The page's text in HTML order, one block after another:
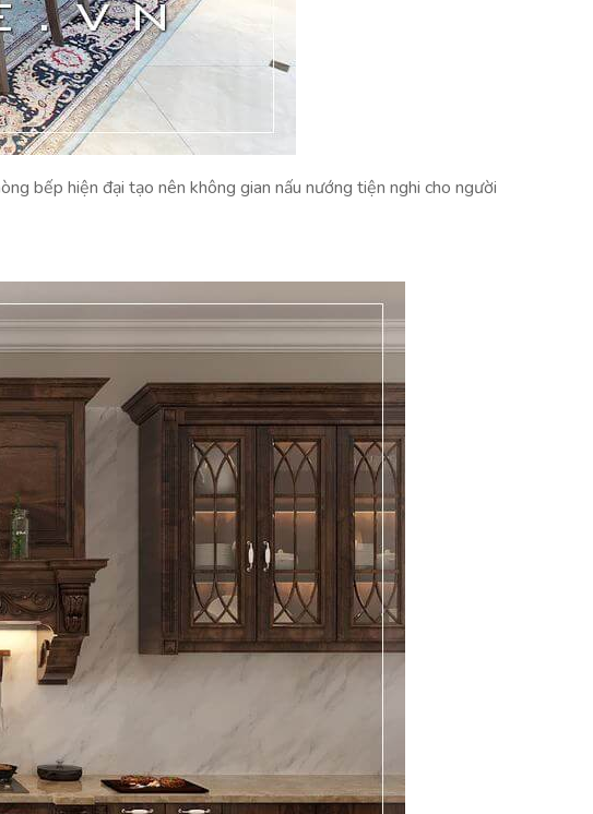
bếp hiện đại tạo nên không gian nấu nướng tiện nghi cho người